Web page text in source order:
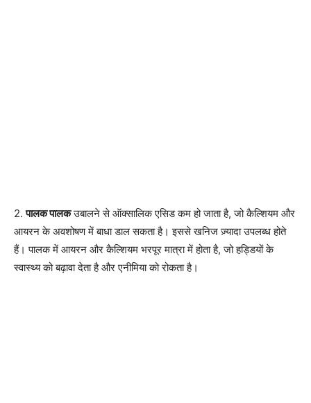
2.पालक पालकउबालने से ऑक्सालिक एसिड कम हो जाता है, जो कैल्शियम और
आयरन के अवशोषण में बाधा डाल सकता है। इससे खनिज ज़्यादा उपलब्ध होते
हैं। पालक में आयरन और कैल्शियम भरपूर मात्रा में होता है, जो हड्डियों के
स्वास्थ्य को बढ़ावा देता है और एनीमिया को रोकता है।